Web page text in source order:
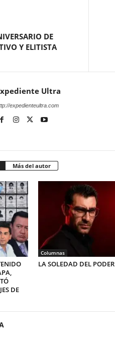
DE
Y ELITISTA
Ultra
expedienteultra.com
Más del autor
DE
Columnas
LA SOLEDAD DEL PODER